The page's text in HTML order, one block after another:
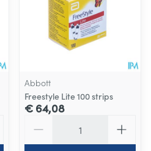
Abbott
Freestyle Lite 100 strips
€ 64,08